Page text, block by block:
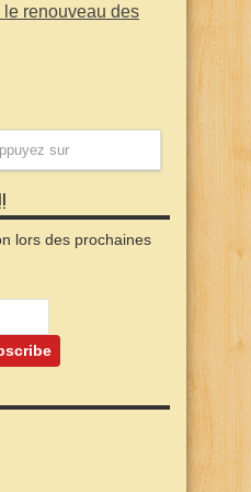
renouveau des
lors des prochaines